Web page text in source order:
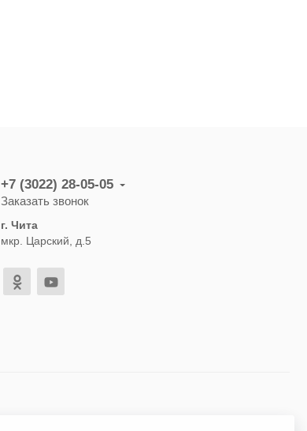
+7 (3022) 28-05-05
Заказать звонок
г. Чита
мкр. Царский, д.5